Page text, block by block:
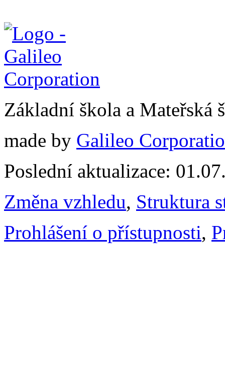
Základní škola a
made by Galileo
Poslední aktualizace:
Změna vzhledu, Struktura
Prohlášení o přístupnosti,